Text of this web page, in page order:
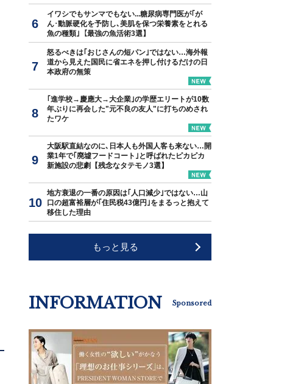
イワシでもサンマでもない...糖尿病専門医が｢が
ん･動脈硬化を予防し､美肌を保つ栄養素をとれる
魚の種類｣【最強の魚活術3選】
怒るべきは｢おじさんの短パン｣ではない…海外報
道から見えた国民に省エネを押し付けるだけの日
本政府の無策
｢進学校→慶應大→大企業｣の学歴エリートが10数
年ぶりに再会した"元不良の友人"に打ちのめされ
たワケ
大阪駅直結なのに､日本人も外国人客も来ない…開
業1年で｢廃墟フードコート｣と呼ばれたピカピカ
新施設の悲劇【残念なタテモノ3選】
地方衰退の一番の原因は｢人口減少｣ではない…山
口の超富裕層が｢住民税43億円｣をまるっと抱えて
移住した理由
もっと見る
INFORMATION Sponsored